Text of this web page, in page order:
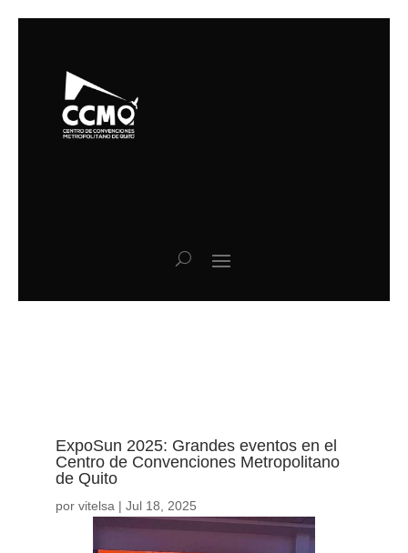
ExpoSun 2025: Grandes eventos en el
Centro de Convenciones Metropolitano
de Quito
por vitelsa | Jul 18, 2025